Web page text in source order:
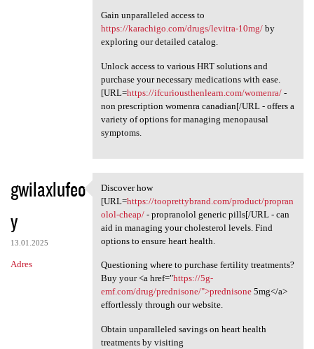
Gain unparalleled access to
https://karachigo.com/drugs/levitra-10mg/by
exploring our detailed catalog.
Unlock access to various HRT solutions and
purchase your necessary medications with ease.
[URL=https://ifcuriousthenlearn.com/womenra/-
non prescription womenra canadian[/URL - offers a
variety of options for managing menopausal
symptoms.
gwilaxlufeo
y
13.01.2025
Adres
Discover how [URL=https:/
Discover how
[URL=https://tooprettybrand.com/product/propran
olol-cheap/- propranolol generic pills[/URL - can
aid in managing your cholesterol levels. Find
options to ensure heart health.
Questioning where to purchase fertility treatments?
Buy your <a href="https://5g-
emf.com/drug/prednisone/">prednisone5mg</a>
effortlessly through our website.
Obtain unparalleled savings on heart health
treatments by visiting